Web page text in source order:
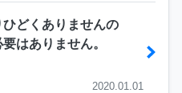
どくありませんの
はありません。
2020.01.01